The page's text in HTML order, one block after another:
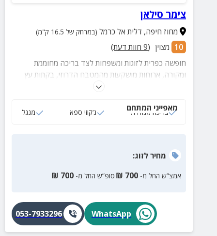
צימר סילאן
מחוז חיפה, דלית אל כרמל (במרחק של 16.5 ק"מ)
10 מצוין (
9 חוות דעת)
חופשה כפרית לזוגות ומשפחות לצד בריכה מחוממת
ומקורה, ארוחות מושקעות מהמטבח הדרוזי, בקתות עץ
מקסימות, מרפסות גן ומטעים פסטורליים מסביב.
מאפייני המתחם
בריכה מגודרת ג‘קוזי ספא מנגל
מחירלזוג:
אמצ”ש החל מ- 700
₪ סופ”ש החל מ- 700
₪
WhatsApp
053-7933296